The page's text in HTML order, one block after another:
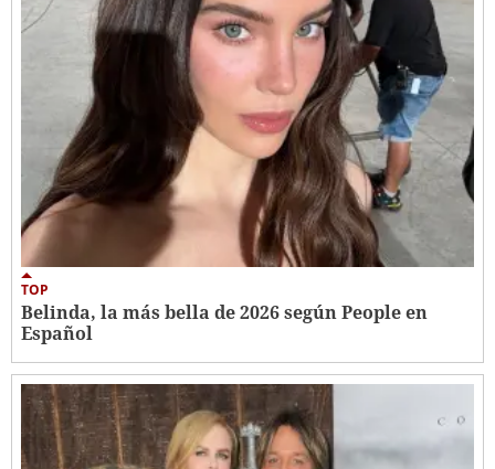
TOP
Belinda, la más bella de 2026 según People en
Español